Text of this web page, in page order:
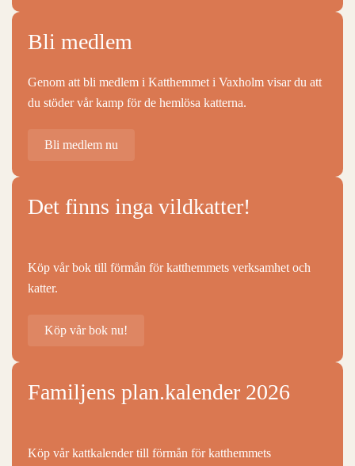
Bli medlem
Genom att bli medlem i Katthemmet i Vaxholm visar du att
du stöder vår kamp för de hemlösa katterna.
Bli medlem nu
Det finns inga vildkatter!
Köp vår bok till förmån för katthemmets verksamhet och
katter.
Köp vår bok nu!
Familjens plan.kalender 2026
Köp vår kattkalender till förmån för katthemmets